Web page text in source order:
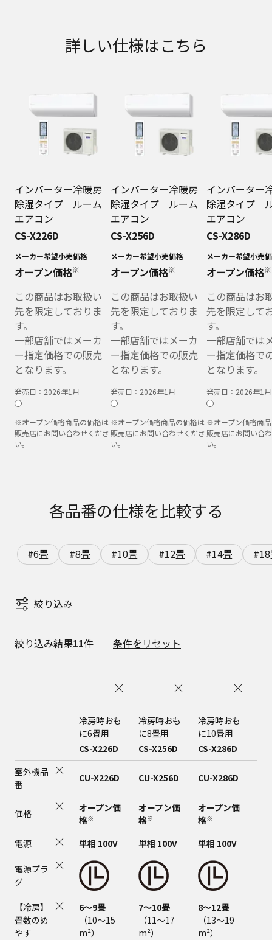
詳しい仕様はこちら
インバーター冷暖房
除湿タイプ ルーム
エアコン
CS-X226D
メーカー希望小売価格
オープン価格※
この商品はお取扱い
先を限定しておりま
す。
一部店舗ではメーカ
ー指定価格での販売
となります。
発売日： 2026年1月
※オープン価格商品の価格は
販売店にお問い合わせくださ
い。
インバーター冷暖房
除湿タイプ ルーム
エアコン
CS-X256D
メーカー希望小売価格
オープン価格※
この商品はお取扱い
先を限定しておりま
す。
一部店舗ではメーカ
ー指定価格での販売
となります。
発売日： 2026年1月
※オープン価格商品の価格は
販売店にお問い合わせくださ
い。
インバーター
除湿タイプ
エアコン
CS-X286D
メーカー希望小売
オープン価格※
この商品はお
先を限定して
す。
一部店舗では
ー指定価格で
となります。
発売日： 2026年1月
※オープン価格商
販売店にお問い合
い。
各品番の仕様を比較する
#6畳 #8畳 #10畳 #12畳 #14畳
絞り込み
絞り込み結果11件 条件をリセット
冷房時おも
に6畳用
CS-X226D
冷房時おも
に8畳用
CS-X256D
冷房時おも
に10畳用
CS-X286D
室外機品
番
CU-X226D CU-X256D CU-X286D
価格
オープン価
格※
オープン価
格※
オープン価
格※
電源 単相 100V 単相 100V 単相 100V
電源プラ
グ
【冷房】
畳数のめ
やす
6～9畳
（10～15
m²）
7～10畳
（11～17
m²）
8～12畳
（13～19
m²）